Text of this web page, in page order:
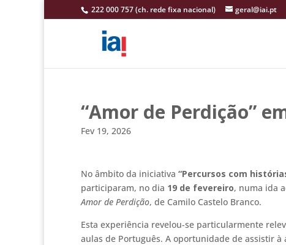
222 000 757 (ch. rede fixa nacional) geral@iai.pt
“Amor de Perdição”
Fev 19, 2026
No âmbito da iniciativa “Percursos com
participaram, no dia 19 de fevereiro, numa ida
Amor de Perdição, de Camilo Castelo Branco.
Esta experiência revelou-se particularmente
aulas de Português. A oportunidade de assistir